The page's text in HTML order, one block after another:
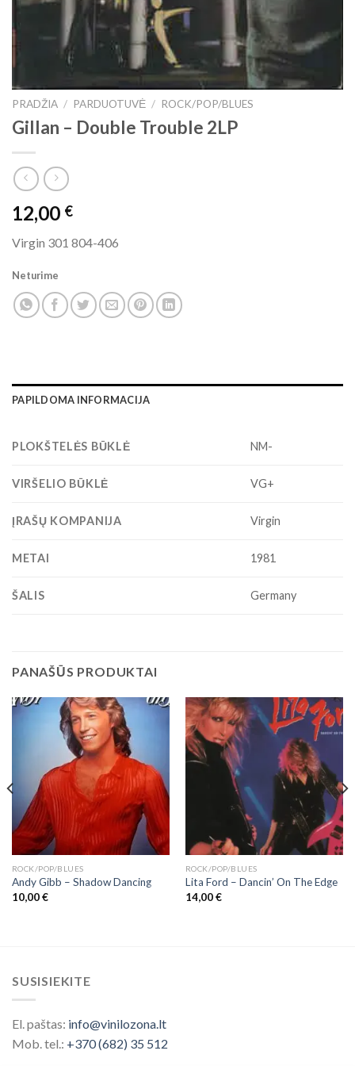
PRADŽIA / PARDUOTUVĖ / ROCK/POP/BLUES
Gillan ‎– Double Trouble 2LP
12,00 €
Virgin 301 804-406
Neturime
PAPILDOMA INFORMACIJA
PLOKŠTELĖS BŪKLĖ NM-
VIRŠELIO BŪKLĖ VG+
ĮRAŠŲ KOMPANIJA Virgin
METAI 1981
ŠALIS Germany
PANAŠŪS PRODUKTAI
ROCK/POP/BLUES
Andy Gibb ‎– Shadow Dancing
10,00€
ROCK/POP/BLUES
Lita Ford – Dancin’ On The Edge
14,00€
SUSISIEKITE
El. paštas: info@vinilozona.lt
Mob. tel.: +370 (682) 35 512